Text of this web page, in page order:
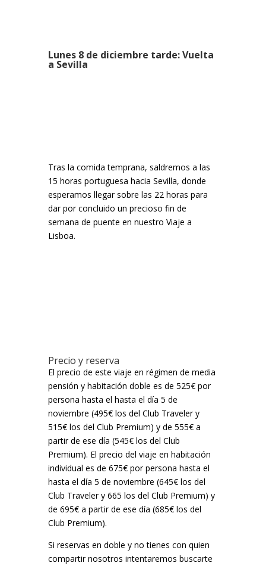
Lunes 8 de diciembre tarde: Vuelta
a Sevilla
Tras la comida temprana, saldremos a las
15 horas portuguesa hacia Sevilla, donde
esperamos llegar sobre las 22 horas para
dar por concluido un precioso fin de
semana de puente en nuestro Viaje a
Lisboa.
Precio y reserva
El precio de este viaje en régimen de media
pensión y habitación doble es de 525€ por
persona hasta el hasta el día 5 de
noviembre (495€ los del Club Traveler y
515€ los del Club Premium) y de 555€ a
partir de ese día (545€ los del Club
Premium). El precio del viaje en habitación
individual es de 675€ por persona hasta el
hasta el día 5 de noviembre (645€ los del
Club Traveler y 665 los del Club Premium) y
de 695€ a partir de ese día (685€ los del
Club Premium).
Si reservas en doble y no tienes con quien
compartir nosotros intentaremos buscarte